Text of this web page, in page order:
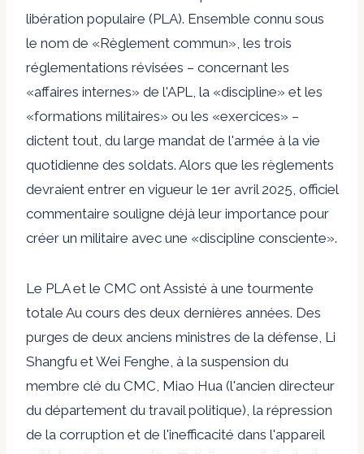
libération populaire (PLA). Ensemble connu sous
le nom de «Règlement commun», les trois
réglementations révisées – concernant les
«affaires internes» de l'APL, la «discipline» et les
«formations militaires» ou les «exercices» –
dictent tout, du large mandat de l'armée à la vie
quotidienne des soldats. Alors que les règlements
devraient entrer en vigueur le 1er avril 2025, officiel
commentaire souligne déjà leur importance pour
créer un militaire avec une «discipline consciente».
Le PLA et le CMC ontAssisté à une tourmente
totale Au cours des deux dernières années. Des
purges de deux anciens ministres de la défense, Li
Shangfu et Wei Fenghe, à la suspension du
membre clé du CMC, Miao Hua (l'ancien directeur
du département du travail politique), la répression
de la corruption et de l'inefficacité dans l'appareil